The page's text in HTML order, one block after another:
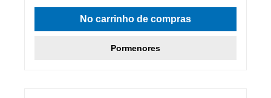
No carrinho de compras
Pormenores